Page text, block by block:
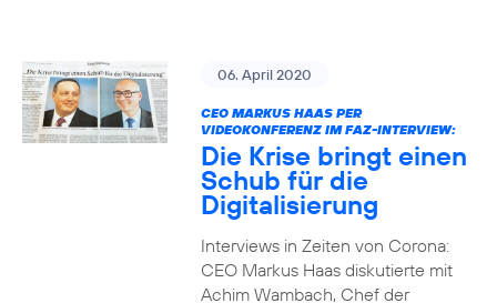
06. April 2020
CEO MARKUS HAAS PER
VIDEOKONFERENZ IM FAZ-INTERVIEW:
Die Krise bringt einen
Schub für die
Digitalisierung
Interviews in Zeiten von Corona:
CEO Markus Haas diskutierte mit
Achim Wambach, Chef der